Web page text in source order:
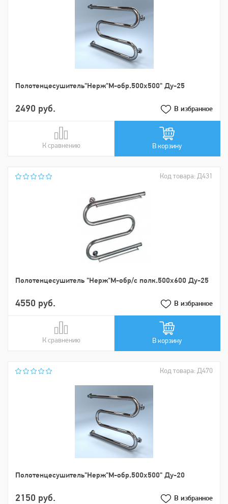
Пoлoтенцеcушитель"Нерж"М-обр.500х500" Ду-25
2490 руб. В избранное
К сравнению
В сравнении В корзину
Код товара: Д431
Пoлoтенцеcушитель "Нерж"М-обр/с полк.500х600 Ду-25
4550 руб. В избранное
К сравнению
В сравнении В корзину
Код товара: Д470
Пoлoтенцеcушитель"Нерж"М-обр.500х500" Ду-20
2150 руб. В избранное